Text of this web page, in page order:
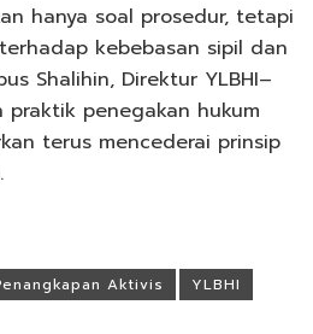
hanya soal prosedur, tetapi
kebebasan sipil dan
Shalihin, Direktur YLBHI–
praktik penegakan hukum
terus mencederai prinsip
Aktivis YLBHI